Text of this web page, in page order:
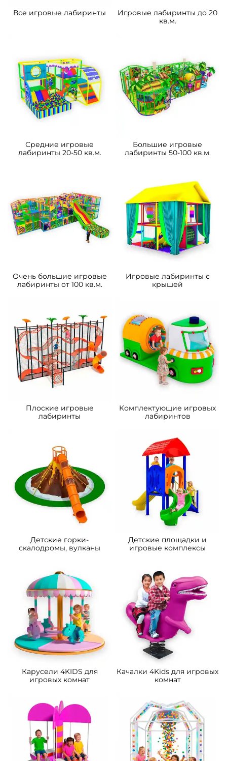
Все игровые лабиринты
Игровые лабиринты до 20
кв.м.
Средние игровые
лабиринты 20-50 кв.м.
Большие игровые
лабиринты 50-100 кв.м.
Очень большие игровые
лабиринты от 100 кв.м.
Игровые лабиринты с
крышей
Плоские игровые
лабиринты
Комплектующие игровых
лабиринтов
Детские горки-
скалодромы, вулканы
Детские площадки и
игровые комплексы
Карусели 4KIDS для
игровых комнат
Качалки 4Kids для игровых
комнат